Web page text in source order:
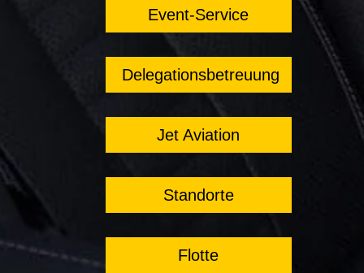
Event-Service
Delegationsbetreuung
Jet Aviation
Standorte
Flotte